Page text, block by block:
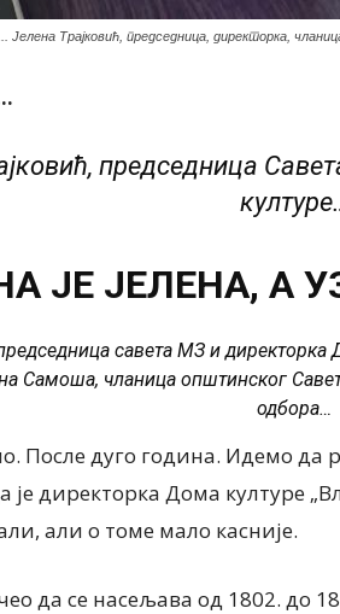
Трајковић, председница, директорка,
председница
ЈЕ ЈЕЛЕНА, А
савета МЗ и
Самоша, чланица општинског
одбора…
После дуго година. Идемо да
је директорка Дома културе
али о томе мало касније.
да се насељава од 1802. до